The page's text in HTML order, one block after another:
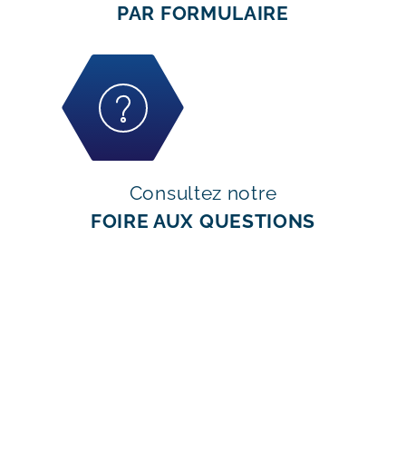
PAR FORMULAIRE
Consultez notre
FOIRE AUX QUESTIONS